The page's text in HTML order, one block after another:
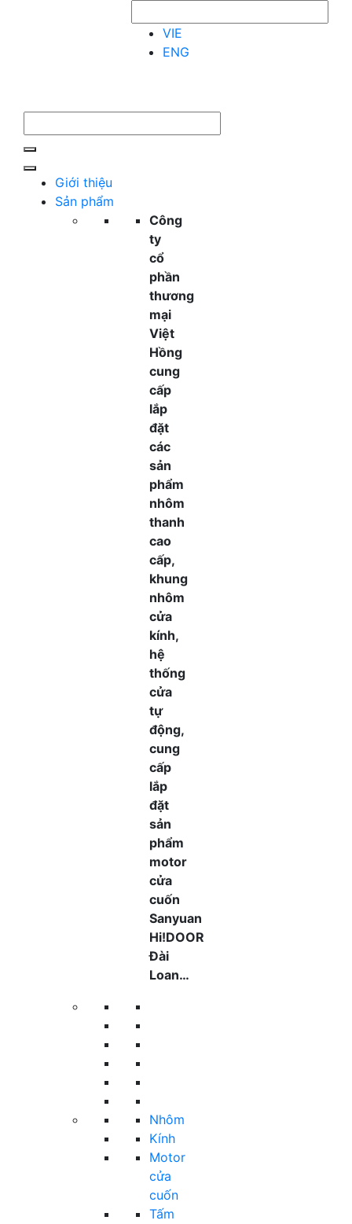
VIE
ENG
Giới thiệu
Sản phẩm
Công
ty
cổ
phần
thương
mại
Việt
Hồng
cung
cấp
lắp
đặt
các
sản
phẩm
nhôm
thanh
cao
cấp,
khung
nhôm
cửa
kính,
hệ
thống
cửa
tự
động,
cung
cấp
lắp
đặt
sản
phẩm
motor
cửa
cuốn
Sanyuan
Hi!DOOR
Đài
Loan…
Nhôm
Kính
Motor
cửa
cuốn
Tấm